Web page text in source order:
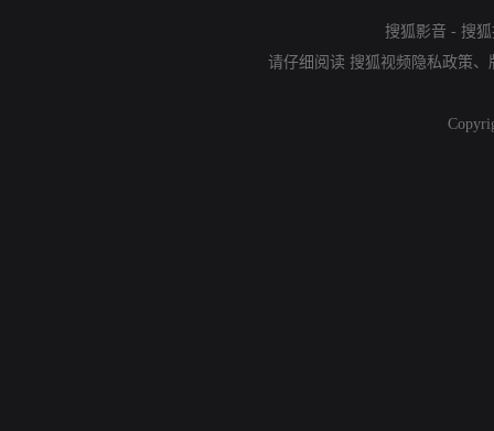
搜狐影音 - 搜
请仔细阅读 搜狐视频隐私政策、